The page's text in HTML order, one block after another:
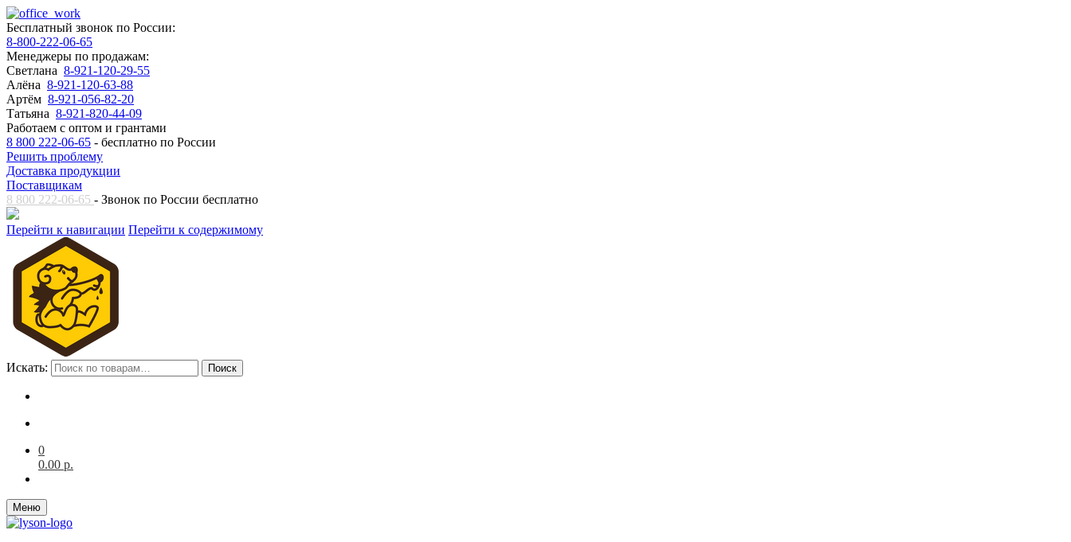
Бесплатный звонок по России:
8-800-222-06-65
Менеджеры по продажам:
Светлана 8-921-120-29-55
Алёна 8-921-120-63-88
Артём 8-921-056-82-20
Татьяна 8-921-820-44-09
Работаем с оптом и грантами
8 800 222-06-65 - бесплатно по России
Решить проблему
Доставка продукции
Поставщикам
8 800 222-06-65 - Звонок по России бесплатно
Перейти к навигации Перейти к содержимому
Искать: Поиск
0
0.00 р.
Меню